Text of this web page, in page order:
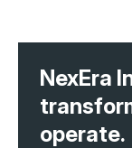
bouwen,
praktijk van
woningvoorraad
NexEra
operate.